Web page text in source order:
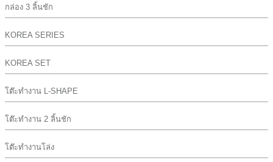
กล่อง 3 ลิ้นชัก
KOREA SERIES
KOREA SET
โต๊ะทำงาน L-SHAPE
โต๊ะทำงาน 2 ลิ้นชัก
โต๊ะทำงานโล่ง